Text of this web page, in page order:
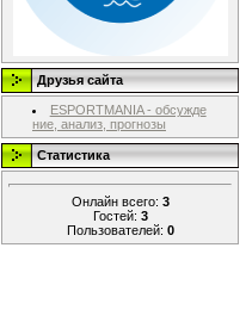
Друзья сайта
ESPORTMANIA - обсужде
ние, анализ, прогнозы
Статистика
Онлайн всего: 3
Гостей: 3
Пользователей: 0